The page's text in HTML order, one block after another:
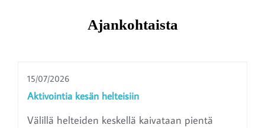
Ajankohtaista
15/07/2026
Aktivointia kesän helteisiin
Välillä helteiden keskellä kaivataan pientä